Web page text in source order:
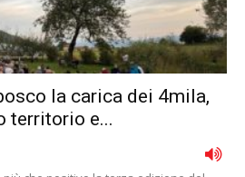
la carica dei 4mila,
territorio e...